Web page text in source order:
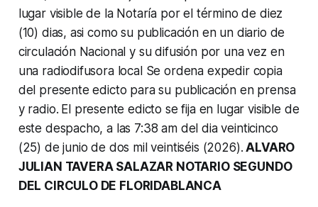
lugar visible de la Notaría por el término de diez
(10) dias, asi como su publicación en un diario de
circulación Nacional y su difusión por una vez en
una radiodifusora local Se ordena expedir copia
del presente edicto para su publicación en prensa
y radio. El presente edicto se fija en lugar visible de
este despacho, a las 7:38 am del dia veinticinco
(25) de junio de dos mil veintiséis (2026). ALVARO
JULIAN TAVERA SALAZAR NOTARIO SEGUNDO
DEL CIRCULO DE FLORIDABLANCA